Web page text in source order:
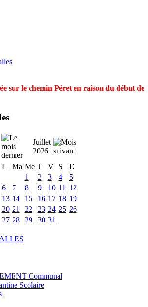
sur le chemin Péret en raison du début
Juillet
2026
L
Ma Me J V S
D
1
2 3 4
5
6
7 8 9 10 11
12
13 14 15 16 17 18 19
20 21 22 23 24 25 26
27 28 29 30 31
Communal
Scolaire